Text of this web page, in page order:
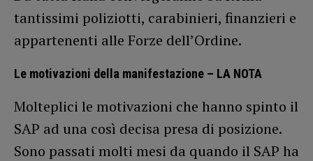
tantissimi poliziotti, carabinieri, finanzieri e
appartenenti alle Forze dell’Ordine.
Le motivazioni della manifestazione – LA NOTA
Molteplici le motivazioni che hanno spinto il
SAP ad una così decisa presa di posizione.
Sono passati molti mesi da quando il SAP ha